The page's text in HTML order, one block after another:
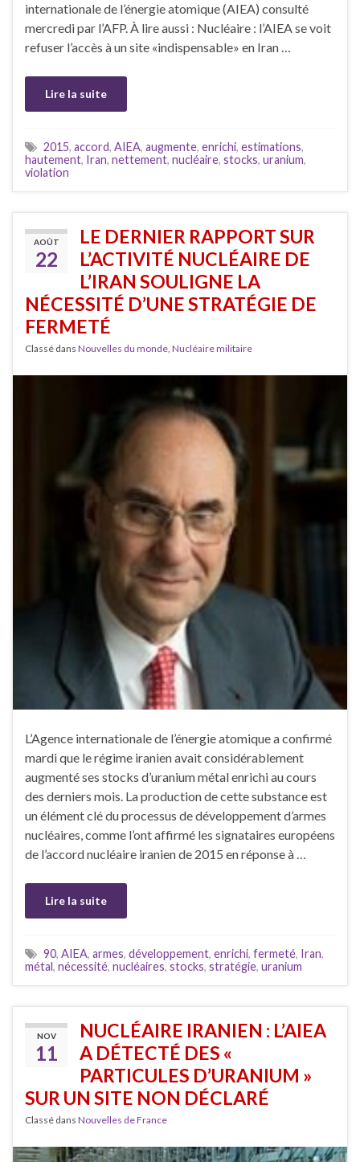
internationale de l’énergie atomique (AIEA) consulté
mercredi par l’AFP. À lire aussi : Nucléaire : l’AIEA se voit
refuser l’accès à un site «indispensable» en Iran …
Lire la suite
2015, accord, AIEA, augmente, enrichi, estimations,
hautement, Iran, nettement, nucléaire, stocks, uranium,
violation
AOÛT
22
LE DERNIER RAPPORT SUR
L’ACTIVITÉ NUCLÉAIRE DE
L’IRAN SOULIGNE LA
NÉCESSITÉ D’UNE STRATÉGIE DE
FERMETÉ
Classé dans Nouvelles du monde, Nucléaire militaire
L’Agence internationale de l’énergie atomique a confirmé
mardi que le régime iranien avait considérablement
augmenté ses stocks d’uranium métal enrichi au cours
des derniers mois. La production de cette substance est
un élément clé du processus de développement d’armes
nucléaires, comme l’ont affirmé les signataires européens
de l’accord nucléaire iranien de 2015 en réponse à …
Lire la suite
90, AIEA, armes, développement, enrichi, fermeté, Iran,
métal , nécessité, nucléaires, stocks, stratégie, uranium
NOV
11
NUCLÉAIRE IRANIEN : L’AIEA
A DÉTECTÉ DES «
PARTICULES D’URANIUM »
SUR UN SITE NON DÉCLARÉ
Classé dans Nouvelles de France